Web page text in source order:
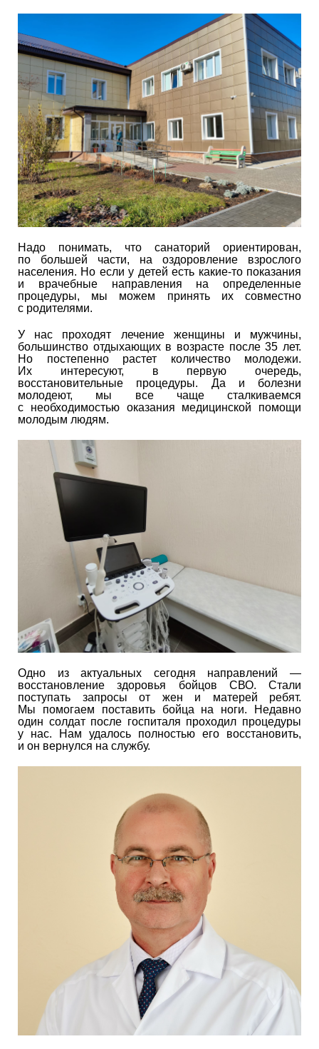
Надо понимать, что санаторий ориентирован,
по большей части, на оздоровление взрослого
населения. Но если у детей есть какие-то показания
и врачебные направления на определенные
процедуры, мы можем принять их совместно
с родителями.
У нас проходят лечение женщины и мужчины,
большинство отдыхающих в возрасте после 35 лет.
Но постепенно растет количество молодежи.
Их интересуют, в первую очередь,
восстановительные процедуры. Да и болезни
молодеют, мы все чаще сталкиваемся
с необходимостью оказания медицинской помощи
молодым людям.
Одно из актуальных сегодня направлений —
восстановление здоровья бойцов СВО. Стали
поступать запросы от жен и матерей ребят.
Мы помогаем поставить бойца на ноги. Недавно
один солдат после госпиталя проходил процедуры
у нас. Нам удалось полностью его восстановить,
и он вернулся на службу.